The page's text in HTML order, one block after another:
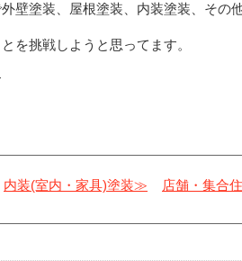
壁塗装、屋根塗装、内装塗装、その
を挑戦しようと思ってます。
内装(室内・家具)塗装≫ 店舗・集合